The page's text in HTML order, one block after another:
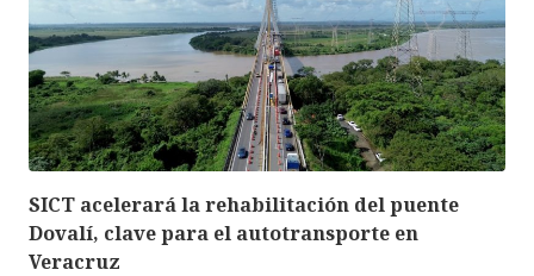
SICT acelerará la rehabilitación del puente
Dovalí, clave para el autotransporte en
Veracruz